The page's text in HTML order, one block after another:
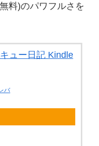
料)のパワフルさを
ュー日記 Kindle
バ